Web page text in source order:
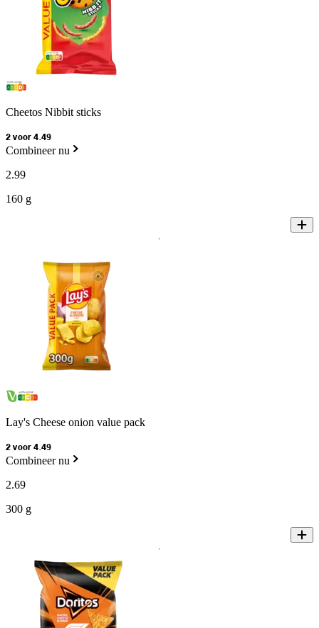
Cheetos Nibbit sticks
2 voor 4.49
Combineer nu
2.99
160 g
Lay's Cheese onion value pack
2 voor 4.49
Combineer nu
2.69
300 g